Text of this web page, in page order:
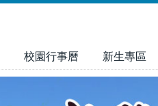
校園行事曆 新生專區